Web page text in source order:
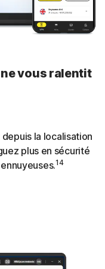
vous ralentit
la localisation
plus en sécurité
14
et un taux de